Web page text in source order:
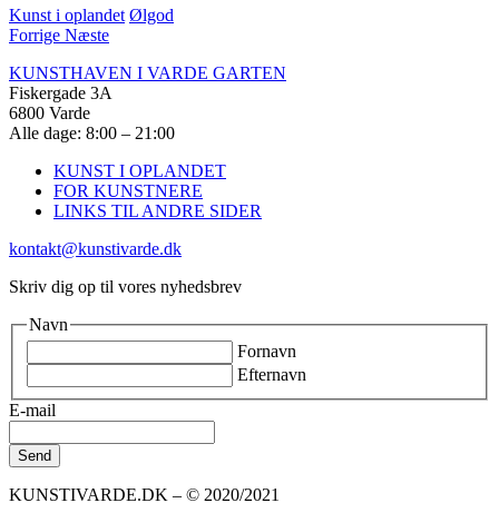
Kunst i oplandet Ølgod
Forrige Næste
KUNSTHAVEN I VARDE GARTEN
Fiskergade 3A
6800 Varde
Alle dage: 8:00 – 21:00
KUNST I OPLANDET
FOR KUNSTNERE
LINKS TIL ANDRE SIDER
kontakt@kunstivarde.dk
Skriv dig op til vores nyhedsbrev
Navn
Fornavn
Efternavn
E-mail
KUNSTIVARDE.DK – © 2020/2021